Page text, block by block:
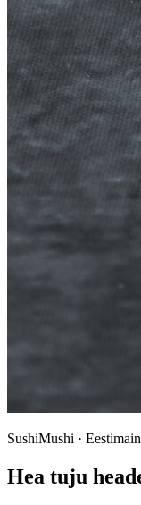
SushiMushi ·
Hea tuju